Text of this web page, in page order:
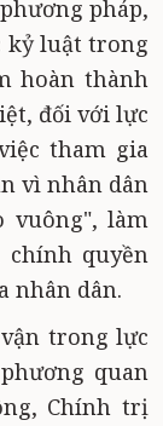
pháp,
kỷ luật trong
hoàn thành
đối với lực
tham gia
vì nhân dân
vuông", làm
quyền
nhân dân.
vận trong lực
quan
Chính trị